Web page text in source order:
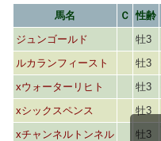
馬名 Ｃ 性齢
ジュンゴールド
牡3
ルカランフィースト
牡3
xウォーターリヒト
牡3
xシックスペンス
牡3
xチャンネルトンネル
牡3